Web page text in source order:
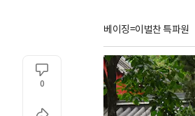
베이징=이벌찬 특파원
0